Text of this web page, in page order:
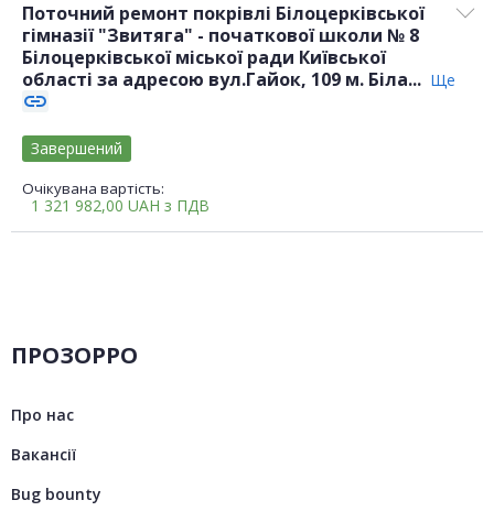
Поточний ремонт покрівлі Білоцерківської
гімназії "Звитяга" - початкової школи № 8
Білоцерківської міської ради Київської
області за адресою вул.Гайок, 109 м. Біла... Ще
link
Очікувана вартість:
1 321 982,00 UAH з ПДВ
Завершений
ПРОЗОРРО
Про нас
Вакансії
Bug bounty